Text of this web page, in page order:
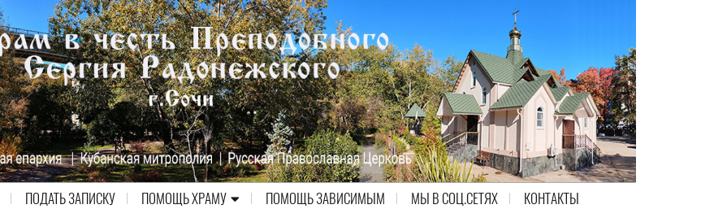
ПОДАТЬ ЗАПИСКУ ПОМОЩЬ ХРАМУ ПОМОЩЬ ЗАВИСИМЫМ МЫ В СОЦ.СЕТЯХ КОНТАКТЫ